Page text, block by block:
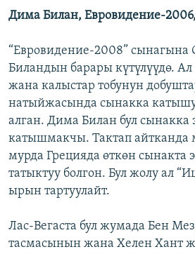
Дима Билан, Евровидение-
“Евровидение-2008” сынагына
Биландын барары күтүлүүдө. Ал
жана калыстар тобунун
натыйжасында сынакка
алган. Дима Билан бул сынакка
катышмакчы. Тактап
мурда Грецияда өткөн сынакта
татыктуу болгон. Бул жолу ал
ырын тартуулайт.
Лас-Вегаста бул жумада Бен
тасмасынын жана Хелен Хант